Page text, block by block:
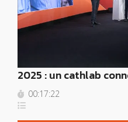
2025 : un cathlab
00:17:22